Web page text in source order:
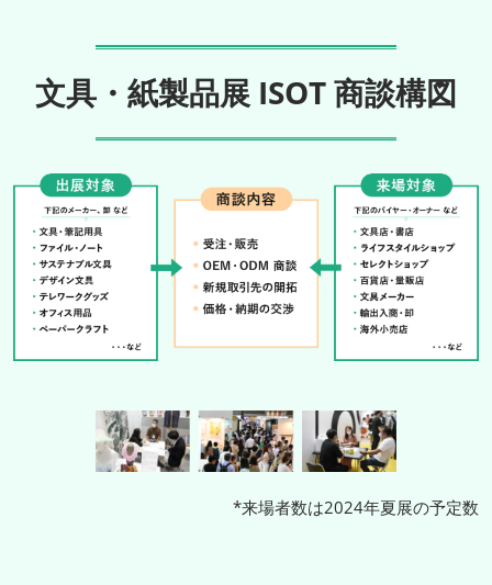
文具・紙製品展 ISOT 商談構図
*来場者数は2024年夏展の予定数